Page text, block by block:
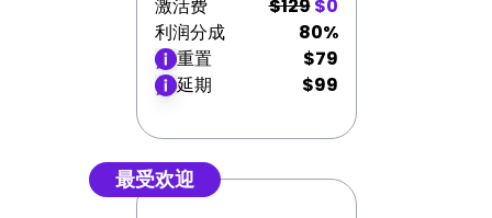
激活费
$129$0
利润分成
80%
重置
$79
延期
$99
最受欢迎